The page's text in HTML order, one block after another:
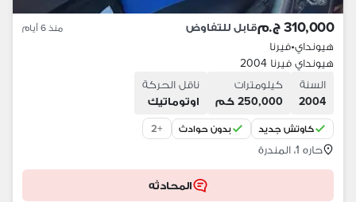
310,000 ج.م قابل للتفاوض منذ 6 أيام
هيونداي•فيرنا
هيونداي فيرنا 2004
السنة
2004
كيلومترات
250,000 كم
ناقل الحركة
اوتوماتيك
كاوتش جديد بدون حوادث +
2
حاره 1، المندرة
المحادثه